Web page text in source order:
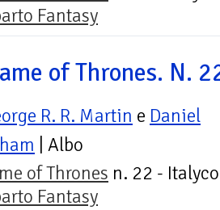
Fantasy
of Thrones. N.
R. R. Martin e Daniel
| Albo
of Thrones n. 22 -
Fantasy